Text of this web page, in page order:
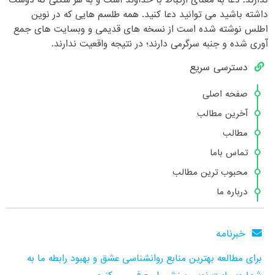
داشته باشید می توانید دعا کنید. همه طلسم هایی که در نوین
اطلس نوشته شده است از نسخه های قدیمی و وبسایت های جمع
آوری شده و جنبه سرگرمی دارند؛ در نتیجه واقعیت ندارند.
دسترسی سریع
صفحه اصلی
آخرین مطالب
مطالب
تماس باما
محبوب ترین مطالب
درباره ما
خبرنامه
برای مطالعه بهترین منابع روانشناسی عشق و بهبود رابطه ما به